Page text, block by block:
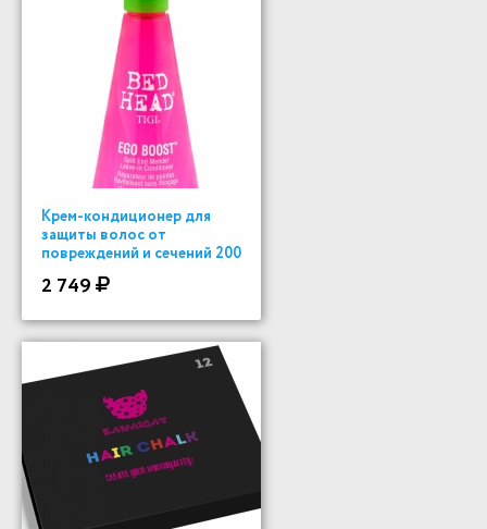
Крем-кондиционер для
защиты волос от
повреждений и сечений 200
2 749